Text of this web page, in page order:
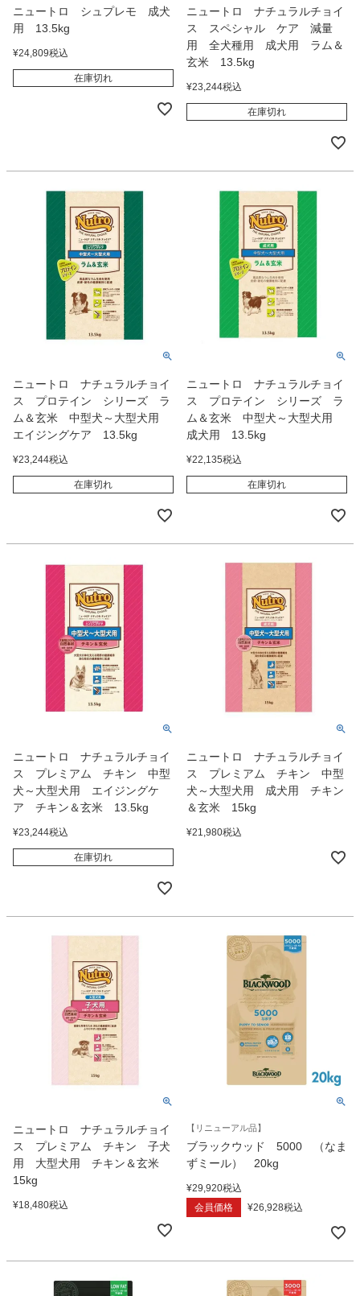
ニュートロ シュプレモ 成犬
用 13.5kg
¥24,809税込
在庫切れ
ニュートロ ナチュラルチョイ
ス スペシャル ケア 減量
用 全犬種用 成犬用 ラム＆
玄米 13.5kg
¥23,244税込
在庫切れ
ニュートロ ナチュラルチョイ
ス プロテイン シリーズ ラ
ム＆玄米 中型犬～大型犬用
エイジングケア 13.5kg
¥23,244税込
在庫切れ
ニュートロ ナチュラルチョイ
ス プロテイン シリーズ ラ
ム＆玄米 中型犬～大型犬用
成犬用 13.5kg
¥22,135税込
在庫切れ
ニュートロ ナチュラルチョイ
ス プレミアム チキン 中型
犬～大型犬用 エイジングケ
ア チキン＆玄米 13.5kg
¥23,244税込
在庫切れ
ニュートロ ナチュラルチョイ
ス プレミアム チキン 中型
犬～大型犬用 成犬用 チキン
＆玄米 15kg
¥21,980税込
ニュートロ ナチュラルチョイ
ス プレミアム チキン 子犬
用 大型犬用 チキン＆玄米
15kg
¥18,480税込
【リニューアル品】
ブラックウッド 5000 （なま
ずミール） 20kg
¥29,920税込
会員価格
¥26,928税込